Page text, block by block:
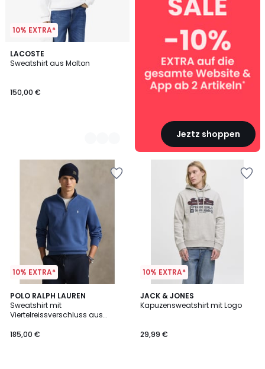
10% EXTRA*
LACOSTE
Sweatshirt aus Molton
150,00 €
2
Farben
Jeztz shoppen
10% EXTRA*
POLO RALPH LAUREN
Sweatshirt mit
Viertelreissverschluss aus
185,00 €
4,3
/ 5
2
Farben
10% EXTRA*
JACK & JONES
Kapuzensweatshirt mit Logo
29,99 €
4
Farben